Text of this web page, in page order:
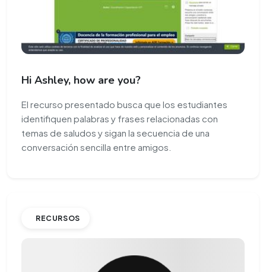
Hi Ashley, how are you?
El recurso presentado busca que los estudiantes
identifiquen palabras y frases relacionadas con
temas de saludos y sigan la secuencia de una
conversación sencilla entre amigos.
RECURSOS